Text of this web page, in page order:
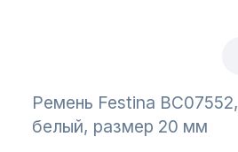
Ремень Festina
белый, размер 20 мм